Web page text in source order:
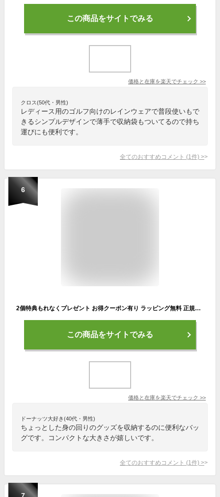
この商品をサイトでみる
価格と在庫を楽天でチェック >>
クロス(50代・男性)
レディース用のゴルフ向けのレインウェアで普段使いもで
きるシンプルデザインで薄手で収納袋もついてるので持ち
運びにも便利です。
全てのおすすめコメント (1 件) >
6
2個特典もれなくプレゼント お得クーポン有り ラッピング無料 正規品 メンズ レディース あす楽 ポイント10倍 初売り ノベルティ付 カステルバジャック CASTELBAJAC スポーツ 2022 春夏 新作 2022SS トートバッグ ゴルフ ゴルフ用品 CBT027 7232181302 ooji26
この商品をサイトでみる
価格と在庫を楽天でチェック >>
ドーナッツ大好き(40代・男性)
ちょっとした身の回りのグッズを収納するのに便利なバッ
グです。コンパクトな大きさが嬉しいです。
全てのおすすめコメント (1 件) >